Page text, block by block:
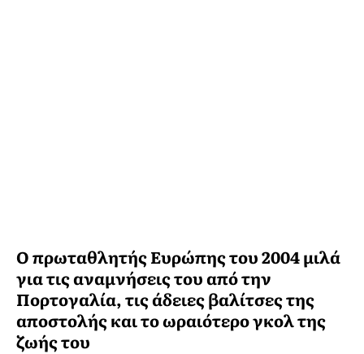
Ο πρωταθλητής Ευρώπης του 2004 μιλά
για τις αναμνήσεις του από την
Πορτογαλία, τις άδειες βαλίτσες της
αποστολής και το ωραιότερο γκολ της
ζωής του